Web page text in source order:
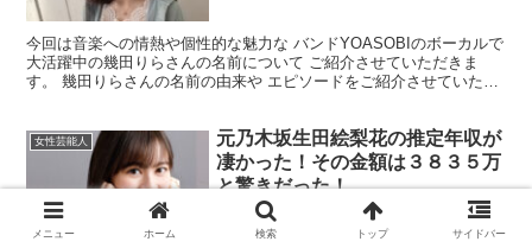
今回は音楽への情熱や個性的な魅力な バンドYOASOBIのボーカルで
大活躍中の幾田りらさんの名前について ご紹介させていただきま
す。 幾田りらさんの名前の由来や エピソードをご紹介させていただ
女性芸能人
元乃木坂生田絵梨花の推定年収が
凄かった！その金額は３８３５万
と驚きだった！
メニュー ホーム 検索 トップ サイドバー